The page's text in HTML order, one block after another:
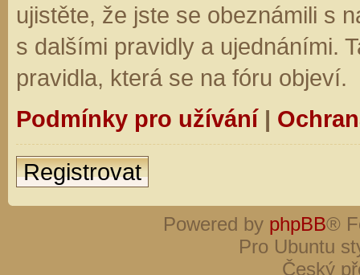
ujistěte, že jste se obeznámili s
s dalšími pravidly a ujednáními.
pravidla, která se na fóru objeví.
Podmínky pro užívání|
Registrovat
Powered by phpBB®
Pro Ubuntu
Český